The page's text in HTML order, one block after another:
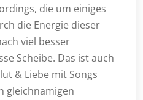
die um einiges
die Energie dieser
viel besser
Scheibe. Das ist auch
& Liebe mit Songs
gleichnamigen